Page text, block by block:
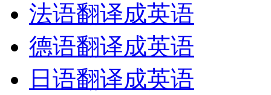
法语翻译成英语
德语翻译成英语
日语翻译成英语